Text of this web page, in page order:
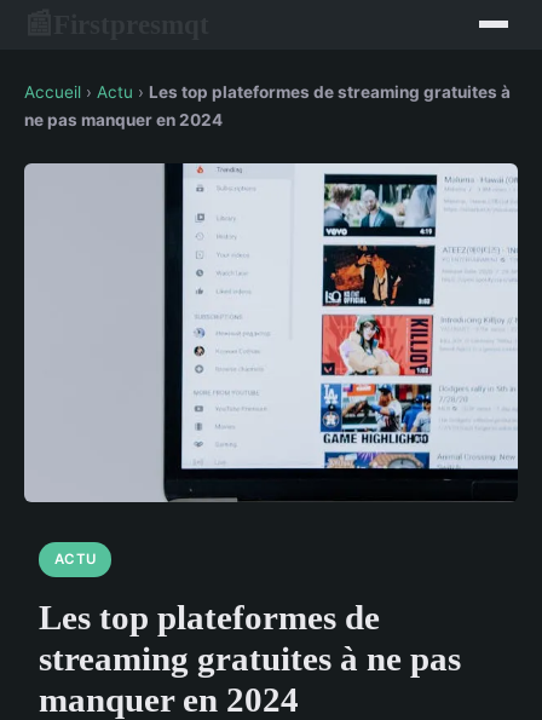
Accueil › Actu › Les top plateformes de streaming gratuites à
ne pas manquer en 2024
ACTU
Les top plateformes de
streaming gratuites à ne pas
manquer en 2024